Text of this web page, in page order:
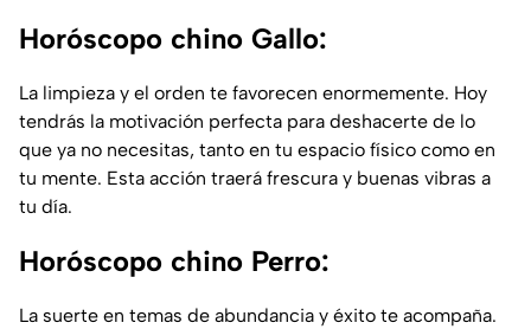
Horóscopo chino Gallo:
La limpieza y el orden te favorecen enormemente. Hoy
tendrás la motivación perfecta para deshacerte de lo
que ya no necesitas, tanto en tu espacio físico como en
tu mente. Esta acción traerá frescura y buenas vibras a
tu día.
Horóscopo chino Perro:
La suerte en temas de abundancia y éxito te acompaña.